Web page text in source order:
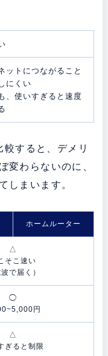
ットにつながること
にくい
、使いすぎると速度
すると、デメリ
変わらないのに、
しまいます。
ホームルーター
△
そこ速い
波で届く）
◯
円
△
ぎると制限